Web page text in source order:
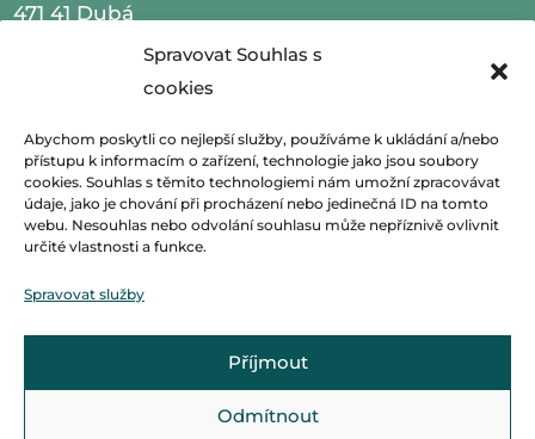
Spravovat Souhlas s
cookies
Abychom poskytli co nejlepší služby, používáme k ukládání a/nebo
přístupu k informacím o zařízení, technologie jako jsou soubory
cookies. Souhlas s těmito technologiemi nám umožní zpracovávat
údaje, jako je chování při procházení nebo jedinečná ID na tomto
webu. Nesouhlas nebo odvolání souhlasu může nepříznivě ovlivnit
určité vlastnosti a funkce.
Spravovat služby
Příjmout
Odmítnout
471 41 Dubá
IČO 00260479
emailpodatelna@mestoduba.cz
webhttp://www.mestoduba.cz